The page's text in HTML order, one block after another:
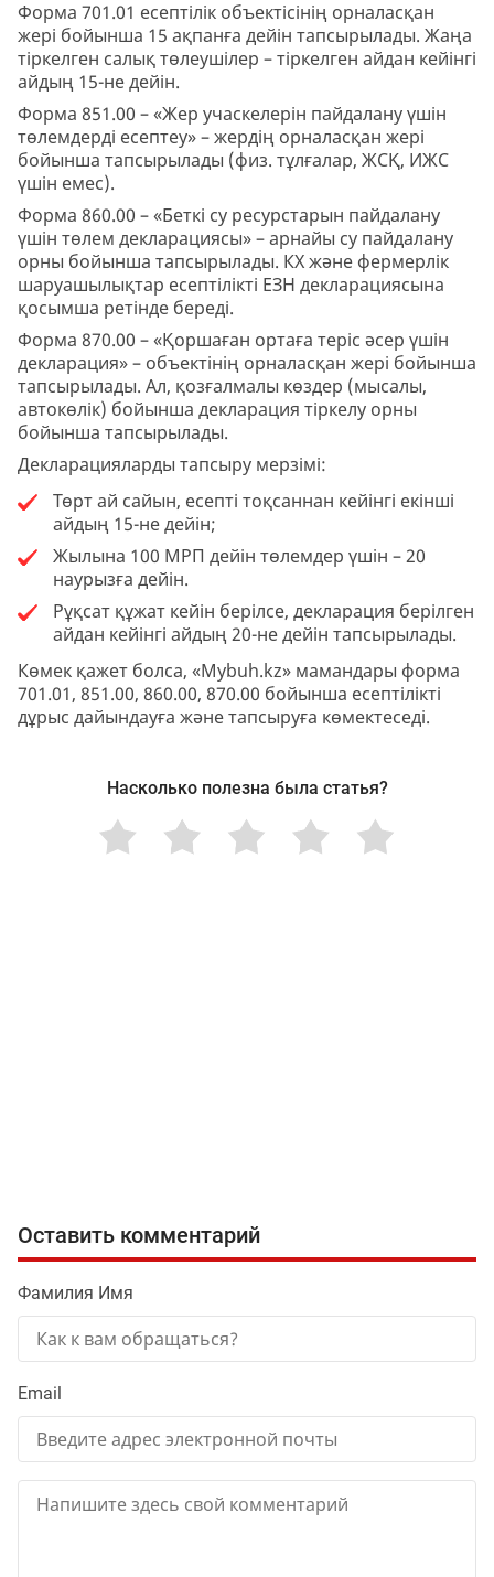
Форма 701.01 есептілік объектісінің орналасқан
жері бойынша 15 ақпанға дейін тапсырылады. Жаңа
тіркелген салық төлеушілер – тіркелген айдан кейінгі
айдың 15-не дейін.
Форма 851.00 – «Жер учаскелерін пайдалану үшін
төлемдерді есептеу» – жердің орналасқан жері
бойынша тапсырылады (физ. тұлғалар, ЖСҚ, ИЖС
үшін емес).
Форма 860.00 – «Беткі су ресурстарын пайдалану
үшін төлем декларациясы» – арнайы су пайдалану
орны бойынша тапсырылады. КХ және фермерлік
шаруашылықтар есептілікті ЕЗН декларациясына
қосымша ретінде береді.
Форма 870.00 – «Қоршаған ортаға теріс әсер үшін
декларация» – объектінің орналасқан жері бойынша
тапсырылады. Ал, қозғалмалы көздер (мысалы,
автокөлік) бойынша декларация тіркелу орны
бойынша тапсырылады.
Декларацияларды тапсыру мерзімі:
Төрт ай сайын, есепті тоқсаннан кейінгі екінші
айдың 15-не дейін;
Жылына 100 МРП дейін төлемдер үшін – 20
наурызға дейін.
Рұқсат құжат кейін берілсе, декларация берілген
айдан кейінгі айдың 20-не дейін тапсырылады.
Көмек қажет болса, «Mybuh.kz» мамандары форма
701.01, 851.00, 860.00, 870.00 бойынша есептілікті
дұрыс дайындауға және тапсыруға көмектеседі.
Насколько полезна была статья?
Оставить комментарий
Фамилия Имя
Email